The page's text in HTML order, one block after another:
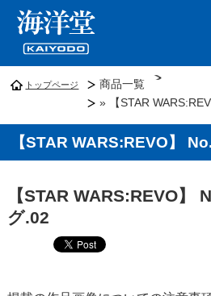
トップページ
商品一覧
» 【STAR
【STAR WARS:REVO】
【STAR WARS:REVO】
グ.02